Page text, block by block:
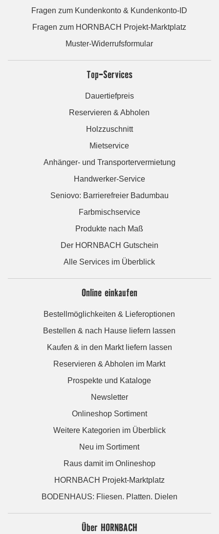
Fragen zum Kundenkonto & Kundenkonto-ID
Fragen zum HORNBACH Projekt-Marktplatz
Muster-Widerrufsformular
Top-Services
Dauertiefpreis
Reservieren & Abholen
Holzzuschnitt
Mietservice
Anhänger- und Transportervermietung
Handwerker-Service
Seniovo: Barrierefreier Badumbau
Farbmischservice
Produkte nach Maß
Der HORNBACH Gutschein
Alle Services im Überblick
Online einkaufen
Bestellmöglichkeiten & Lieferoptionen
Bestellen & nach Hause liefern lassen
Kaufen & in den Markt liefern lassen
Reservieren & Abholen im Markt
Prospekte und Kataloge
Newsletter
Onlineshop Sortiment
Weitere Kategorien im Überblick
Neu im Sortiment
Raus damit im Onlineshop
HORNBACH Projekt-Marktplatz
BODENHAUS: Fliesen. Platten. Dielen
Über HORNBACH